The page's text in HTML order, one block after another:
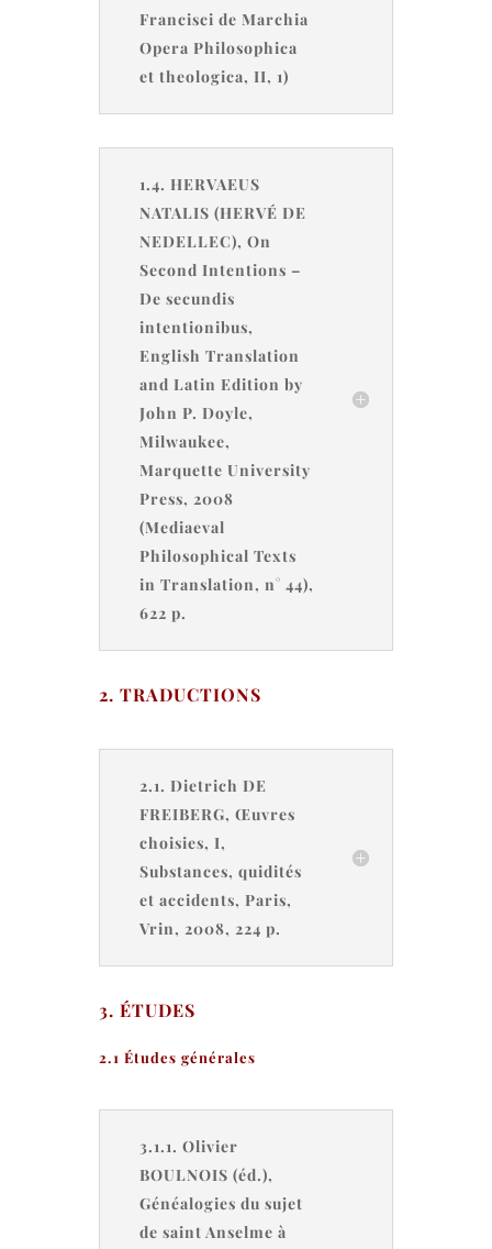
Francisci de Marchia
Opera Philosophica
et theologica, II, 1)
1.4. HERVAEUS
NATALIS (HERVÉ DE
NEDELLEC), On
Second Intentions –
De secundis
intentionibus,
English Translation
and Latin Edition by
John P. Doyle,
Milwaukee,
Marquette University
Press, 2008
(Mediaeval
Philosophical Texts
in Translation, n° 44),
622 p.
2. TRADUCTIONS
2.1. Dietrich DE
FREIBERG, Œuvres
choisies, I,
Substances, quidités
et accidents, Paris,
Vrin, 2008, 224 p.
3. ÉTUDES
2.1 Études générales
3.1.1. Olivier
BOULNOIS (éd.),
Généalogies du sujet
de saint Anselme à